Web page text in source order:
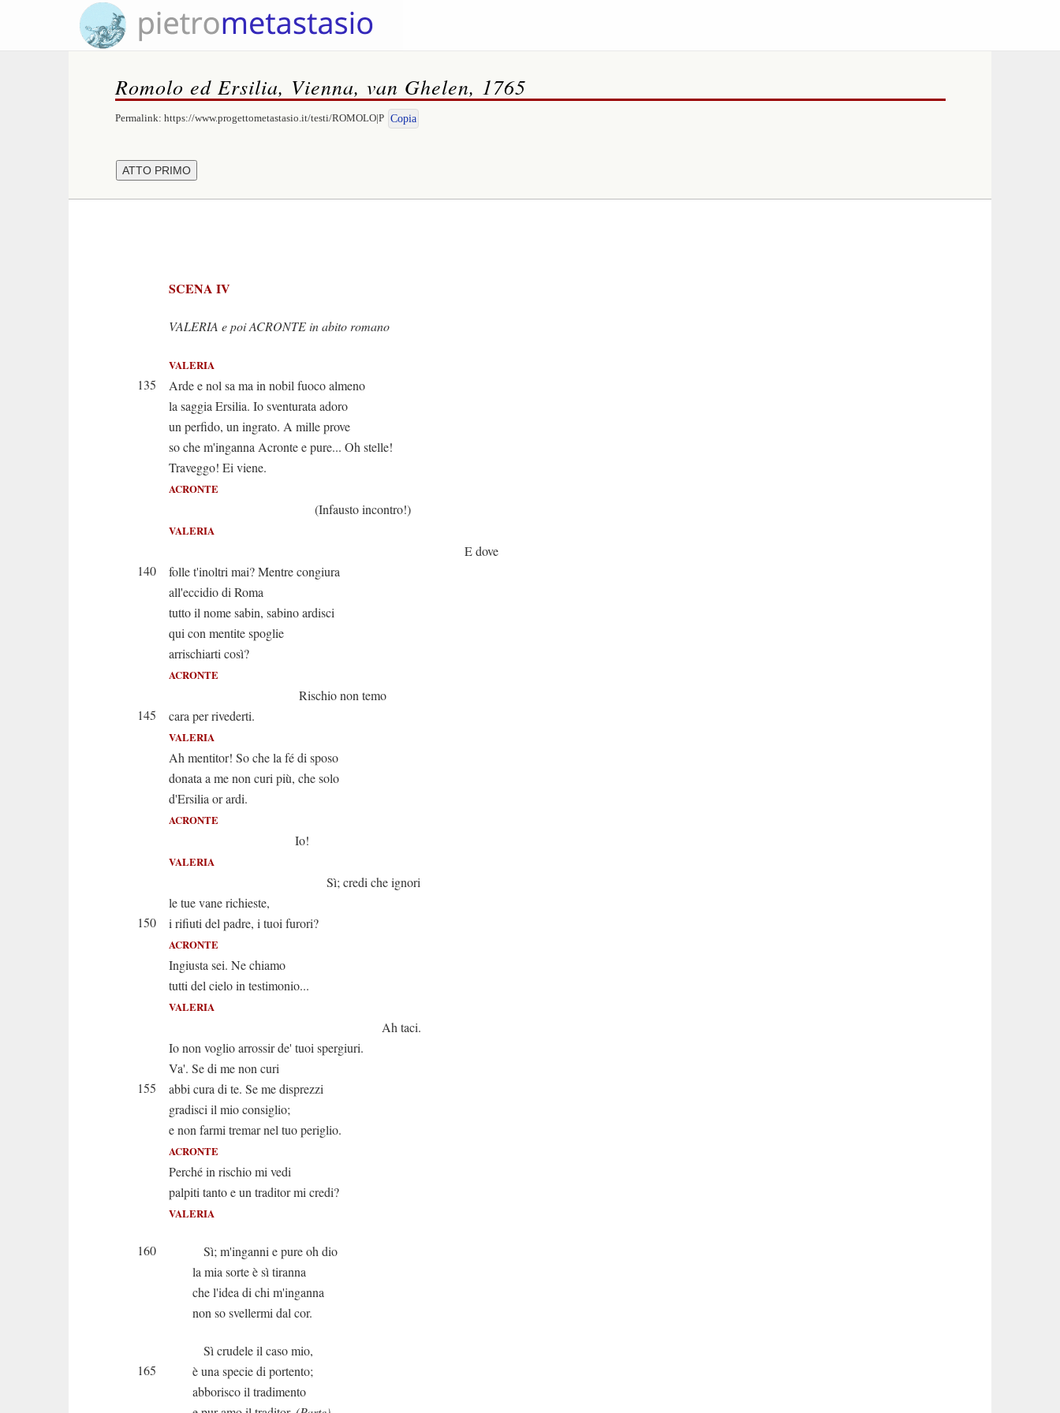
Romolo ed Ersilia, Vienna, van Ghelen, 1765
Permalink: https://www.progettometastasio.it/testi/ROMOLO|P Copia
SCENA IV
VALERIA e poi ACRONTE in abito romano
VALERIA
135
Arde e nol sa ma in nobil fuoco almeno
la saggia Ersilia. Io sventurata adoro
un perfido, un ingrato. A mille prove
so che m'inganna Acronte e pure... Oh stelle!
Traveggo! Ei viene.
ACRONTE
(Infausto incontro!)
VALERIA
E dove
140
folle t'inoltri mai? Mentre congiura
all'eccidio di Roma
tutto il nome sabin, sabino ardisci
qui con mentite spoglie
arrischiarti così?
ACRONTE
Rischio non temo
145
cara per rivederti.
VALERIA
Ah mentitor! So che la fé di sposo
donata a me non curi più, che solo
d'Ersilia or ardi.
ACRONTE
Io!
VALERIA
Sì; credi che ignori
le tue vane richieste,
150
i rifiuti del padre, i tuoi furori?
ACRONTE
Ingiusta sei. Ne chiamo
tutti del cielo in testimonio...
VALERIA
Ah taci.
Io non voglio arrossir de' tuoi spergiuri.
Va'. Se di me non curi
155
abbi cura di te. Se me disprezzi
gradisci il mio consiglio;
e non farmi tremar nel tuo periglio.
ACRONTE
Perché in rischio mi vedi
palpiti tanto e un traditor mi credi?
VALERIA
160
Sì; m'inganni e pure oh dio
la mia sorte è sì tiranna
che l'idea di chi m'inganna
non so svellermi dal cor.
Sì crudele il caso mio,
165
è una specie di portento;
abborisco il tradimento